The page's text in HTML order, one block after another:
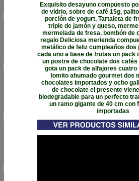
Exquisito desayuno compuesto
de vidrio, sobre de café 15g,
porción de yogurt, Tartaleta de
triple de jamón y queso,
mermelada de fresa, bombón de
regalo Deliciosa merienda
metálico de feliz cumpleaños dos
cada uno a base de frutas un pack
un postre de chocolate dos cafés
gota un pack de alfajores cuatro
lomito ahumado gourmet dos
chocolates importados y ocho
de chocolate el presente
biodegradable para un perfecto
un ramo gigante de 40 cm con
importadas